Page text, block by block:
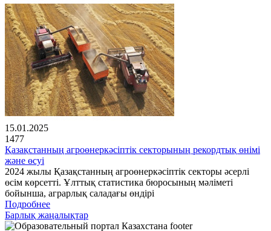
15.01.2025
1477
Қазақстанның агроөнеркәсіптік секторының рекордтық өнімі
және өсуі
2024 жылы Қазақстанның агроөнеркәсіптік секторы әсерлі
өсім көрсетті. Ұлттық статистика бюросының мәліметі
бойынша, аграрлық саладағы өндірі
Подробнее
Барлық жаңалықтар